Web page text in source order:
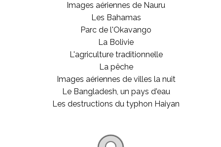
Images aériennes de Nauru
Les Bahamas
Parc de l'Okavango
La Bolivie
L'agriculture traditionnelle
La pêche
Images aériennes de villes la nuit
Le Bangladesh, un pays d'eau
Les destructions du typhon Haiyan